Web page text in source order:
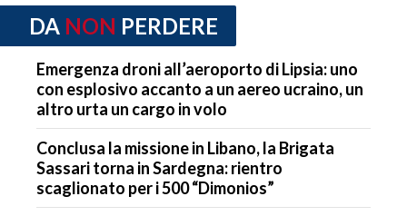
DA NON PERDERE
Emergenza droni all’aeroporto di Lipsia: uno
con esplosivo accanto a un aereo ucraino, un
altro urta un cargo in volo
Conclusa la missione in Libano, la Brigata
Sassari torna in Sardegna: rientro
scaglionato per i 500 “Dimonios”